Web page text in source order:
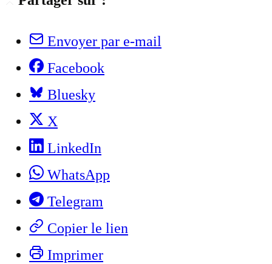
Envoyer par e-mail
Facebook
Bluesky
X
LinkedIn
WhatsApp
Telegram
Copier le lien
Imprimer